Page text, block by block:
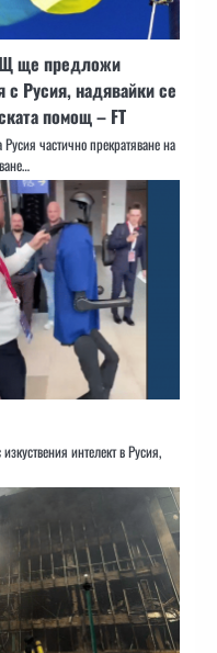
ще предложи
с Русия, надявайки се
помощ – FT
частично прекратяване на
интелект в Русия,